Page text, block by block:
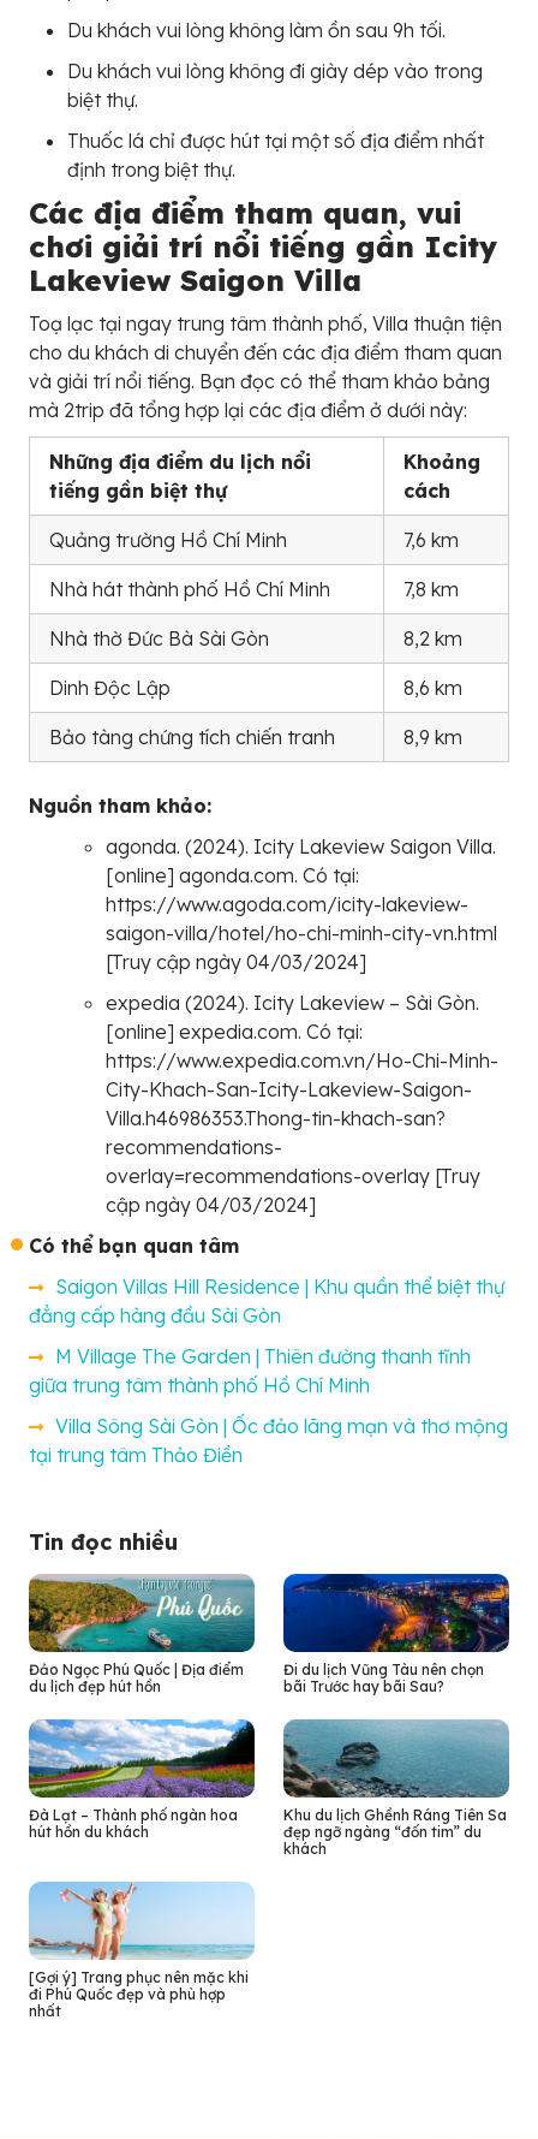
Du khách vui lòng không làm ồn sau 9h tối.
Du khách vui lòng không đi giày dép vào trong
biệt thự.
Thuốc lá chỉ được hút tại một số địa điểm nhất
định trong biệt thự.
Các địa điểm tham quan, vui
chơi giải trí nổi tiếng gần Icity
Lakeview Saigon Villa
Toạ lạc tại ngay trung tâm thành phố, Villa thuận tiện
cho du khách di chuyển đến các địa điểm tham quan
và giải trí nổi tiếng. Bạn đọc có thể tham khảo bảng
mà 2trip đã tổng hợp lại các địa điểm ở dưới này:
Những địa điểm du lịch nổi
tiếng gần biệt thự
Khoảng
cách
Quảng trường Hồ Chí Minh 7,6 km
Nhà hát thành phố Hồ Chí Minh 7,8 km
Nhà thờ Đức Bà Sài Gòn 8,2 km
Dinh Độc Lập 8,6 km
Bảo tàng chứng tích chiến tranh 8,9 km
Nguồn tham khảo:
agonda. (2024). Icity Lakeview Saigon Villa.
[online] agonda.com. Có tại:
https://www.agoda.com/icity-lakeview-
saigon-villa/hotel/ho-chi-minh-city-vn.html
[Truy cập ngày 04/03/2024]
expedia (2024). Icity Lakeview – Sài Gòn.
[online] expedia.com. Có tại:
https://www.expedia.com.vn/Ho-Chi-Minh-
City-Khach-San-Icity-Lakeview-Saigon-
Villa.h46986353.Thong-tin-khach-san?
recommendations-
overlay=recommendations-overlay [Truy
cập ngày 04/03/2024]
Có thể bạn quan tâm
Saigon Villas Hill Residence | Khu quần thể biệt thự
đẳng cấp hàng đầu Sài Gòn
M Village The Garden | Thiên đường thanh tĩnh
giữa trung tâm thành phố Hồ Chí Minh
Villa Sông Sài Gòn | Ốc đảo lãng mạn và thơ mộng
tại trung tâm Thảo Điền
Tin đọc nhiều
Đảo Ngọc Phú Quốc | Địa điểm
du lịch đẹp hút hồn
Đi du lịch Vũng Tàu nên chọn
bãi Trước hay bãi Sau?
Đà Lạt – Thành phố ngàn hoa
hút hồn du khách
Khu du lịch Ghềnh Ráng Tiên Sa
đẹp ngỡ ngàng “đốn tim” du
khách
[Gợi ý] Trang phục nên mặc khi
đi Phú Quốc đẹp và phù hợp
nhất